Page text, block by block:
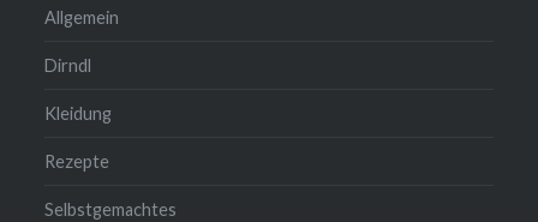
Allgemein
Dirndl
Kleidung
Rezepte
Selbstgemachtes